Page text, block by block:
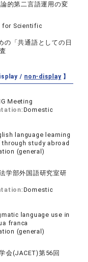
的第二言語運用の変
for Scientific
の「共通語としての日
/ non-display】
Meeting
Domestic
language learning
study abroad
(general)
学部外国語研究室研
Domestic
language use in
franca
(general)
会(JACET)第56回